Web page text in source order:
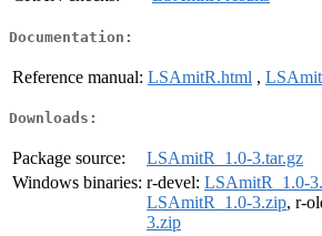
Documentation:
Reference manual: LSAmitR.html ,
Downloads:
Package source:
LSAmitR_1.0-3.tar.gz
Windows binaries: r-devel: LSAmitR_1.0-
LSAmitR_1.0-3.zip, r-
3.zip